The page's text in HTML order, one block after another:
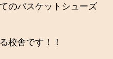
のバスケットシューズ
校舎です！！